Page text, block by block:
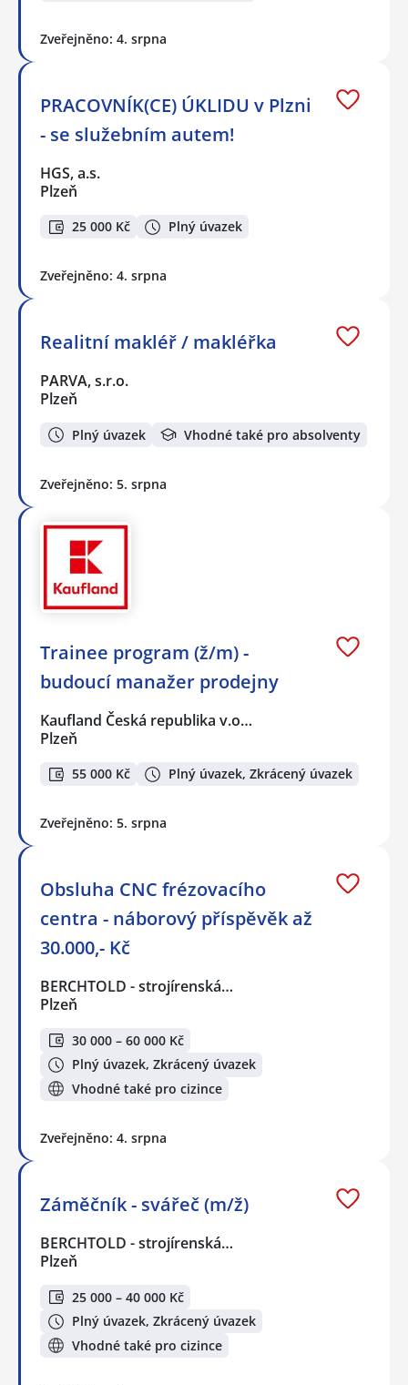
Zveřejněno: 4. srpna
PRACOVNÍK(CE) ÚKLIDU v Plzni
- se služebním autem!
HGS, a.s.
Plzeň
25 000 Kč Plný úvazek
Zveřejněno: 4. srpna
Realitní makléř / makléřka
PARVA, s.r.o.
Plzeň
Plný úvazek Vhodné také pro absolventy
Zveřejněno: 5. srpna
Trainee program (ž/m) -
budoucí manažer prodejny
Kaufland Česká republika v.o…
Plzeň
55 000 Kč Plný úvazek, Zkrácený úvazek
Zveřejněno: 5. srpna
Obsluha CNC frézovacího
centra - náborový příspěvěk až
30.000,- Kč
BERCHTOLD - strojírenská…
Plzeň
30 000 – 60 000 Kč
Plný úvazek, Zkrácený úvazek
Vhodné také pro cizince
Zveřejněno: 4. srpna
Záměčník - svářeč (m/ž)
BERCHTOLD - strojírenská…
Plzeň
25 000 – 40 000 Kč
Plný úvazek, Zkrácený úvazek
Vhodné také pro cizince